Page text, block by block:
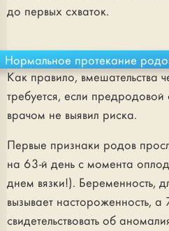
до первых схваток.
Нормальное протекание
Как правило, вмешательства
требуется, если
врачом не выявил риска.
Первые признаки родов
на 63-й день с момента
днем вязки!). Беременность,
вызывает настороженность,
свидетельствовать об